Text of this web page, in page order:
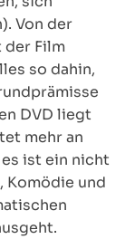
Von der
Film
so dahin,
DVD liegt
mehr an
es ist ein nicht
Komödie und